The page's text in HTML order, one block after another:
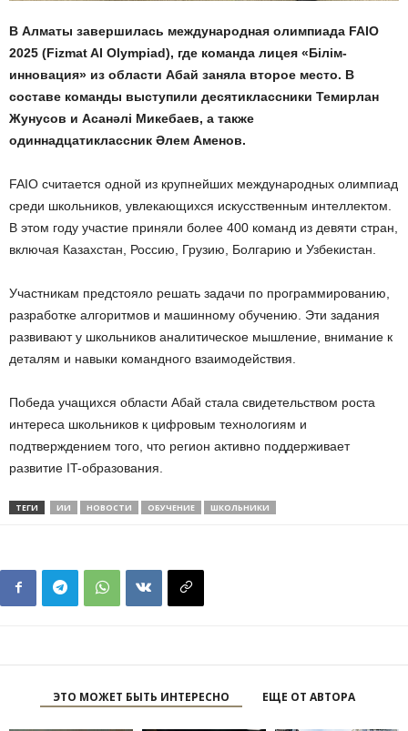
В Алматы завершилась международная олимпиада FAIO
2025 (Fizmat AI Olympiad), где команда лицея «Білім-
инновация» из области Абай заняла второе место. В
составе команды выступили десятиклассники Темирлан
Жунусов и Асанәлі Микебаев, а также
одиннадцатиклассник Әлем Аменов.
FAIO считается одной из крупнейших международных олимпиад
среди школьников, увлекающихся искусственным интеллектом.
В этом году участие приняли более 400 команд из девяти стран,
включая Казахстан, Россию, Грузию, Болгарию и Узбекистан.
Участникам предстояло решать задачи по программированию,
разработке алгоритмов и машинному обучению. Эти задания
развивают у школьников аналитическое мышление, внимание к
деталям и навыки командного взаимодействия.
Победа учащихся области Абай стала свидетельством роста
интереса школьников к цифровым технологиям и
подтверждением того, что регион активно поддерживает
развитие IT-образования.
ТЕГИ ИИ НОВОСТИ ОБУЧЕНИЕ ШКОЛЬНИКИ
ЭТО МОЖЕТ БЫТЬ ИНТЕРЕСНО ЕЩЕ ОТ АВТОРА